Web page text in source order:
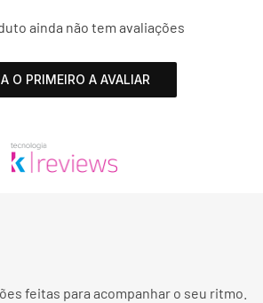
ainda não tem avaliações
O PRIMEIRO A AVALIAR
feitas para acompanhar o seu ritmo.